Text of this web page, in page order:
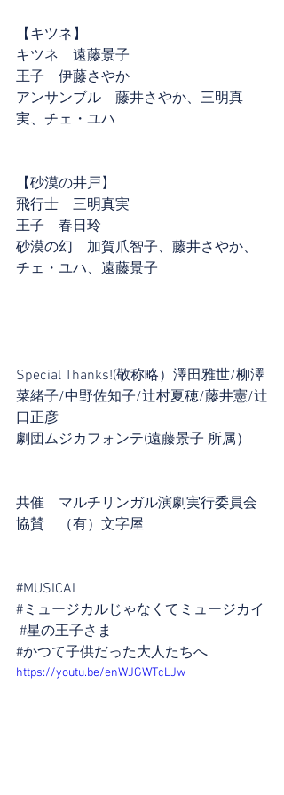
【キツネ】
キツネ　遠藤景子
王子　伊藤さやか
アンサンブル　藤井さやか、三明真
実、チェ・ユハ
【砂漠の井戸】
飛行士　三明真実
王子　春日玲
砂漠の幻　加賀爪智子、藤井さやか、
チェ・ユハ、遠藤景子
Special Thanks!(敬称略）澤田雅世/柳澤
菜緒子/中野佐知子/辻村夏穂/藤井憲/辻
口正彦
劇団ムジカフォンテ(遠藤景子 所属）
共催　マルチリンガル演劇実行委員会
協賛　（有）文字屋
#MUSICAI
#ミュージカルじゃなくてミュージカイ
#星の王子さま
#かつて子供だった大人たちへ
https://youtu.be/enWJGWTcLJw